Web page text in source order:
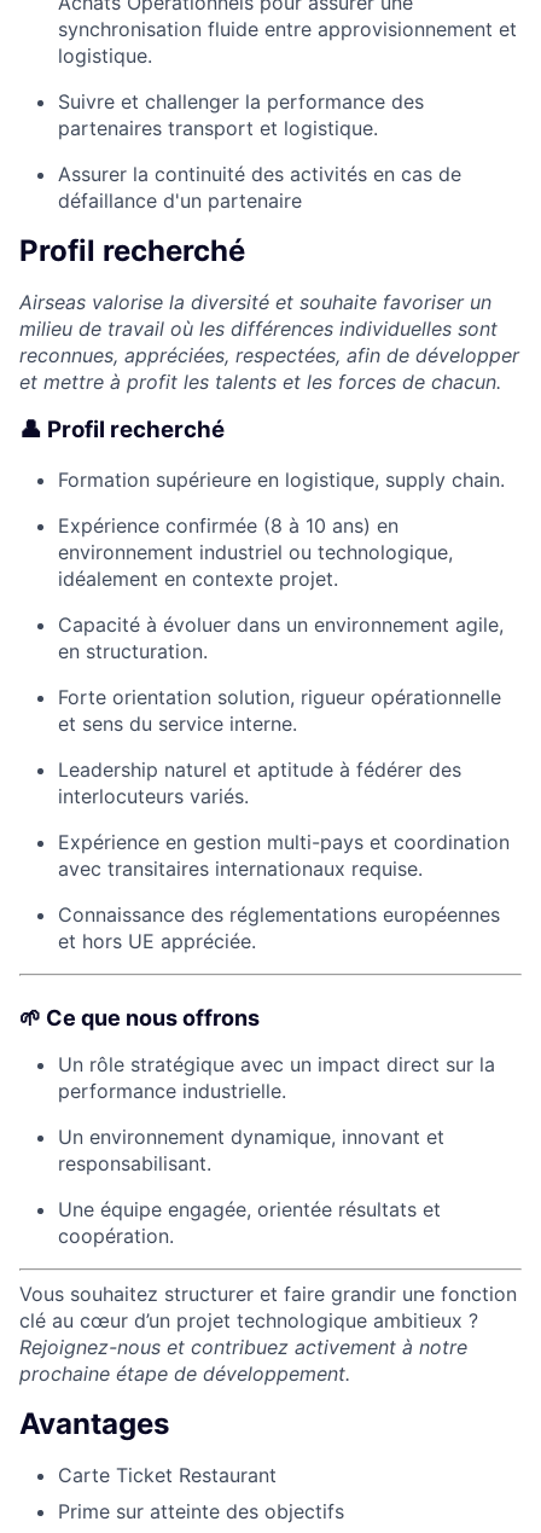
synchronisation fluide entre approvisionnement et
logistique.
Suivre et challenger la performance des
partenaires transport et logistique.
Assurer la continuité des activités en cas de
défaillance d'un partenaire
Profil recherché
Airseas valorise la diversité et souhaite favoriser un
milieu de travail où les différences individuelles sont
reconnues, appréciées, respectées, afin de développer
et mettre à profit les talents et les forces de chacun.
👤 Profil recherché
Formation supérieure en logistique, supply chain.
Expérience confirmée (8 à 10 ans) en
environnement industriel ou technologique,
idéalement en contexte projet.
Capacité à évoluer dans un environnement agile,
en structuration.
Forte orientation solution, rigueur opérationnelle
et sens du service interne.
Leadership naturel et aptitude à fédérer des
interlocuteurs variés.
Expérience en gestion multi-pays et coordination
avec transitaires internationaux requise.
Connaissance des réglementations européennes
et hors UE appréciée.
🌱 Ce que nous offrons
Un rôle stratégique avec un impact direct sur la
performance industrielle.
Un environnement dynamique, innovant et
responsabilisant.
Une équipe engagée, orientée résultats et
coopération.
Vous souhaitez structurer et faire grandir une fonction
clé au cœur d’un projet technologique ambitieux ?
Rejoignez-nous et contribuez activement à notre
prochaine étape de développement.
Avantages
Carte Ticket Restaurant
Prime sur atteinte des objectifs